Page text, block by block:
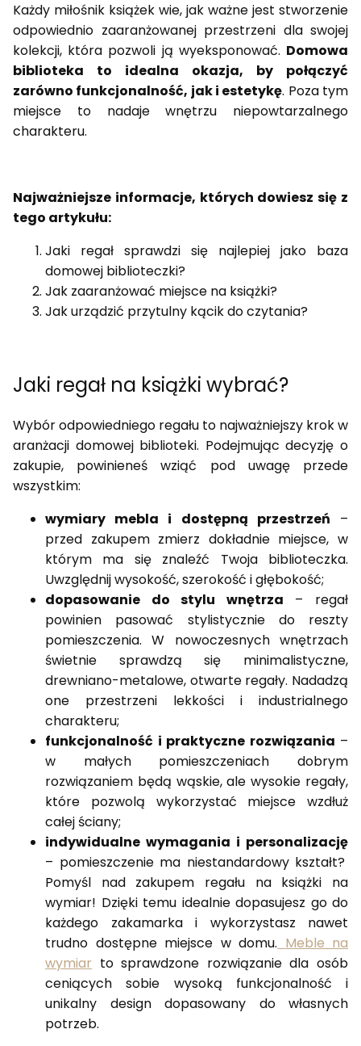
Każdy miłośnik książek wie, jak ważne jest stworzenie
odpowiednio zaaranżowanej przestrzeni dla swojej
kolekcji, która pozwoli ją wyeksponować. Domowa
biblioteka to idealna okazja, by połączyć
zarówno funkcjonalność, jak i estetykę. Poza tym
miejsce to nadaje wnętrzu niepowtarzalnego
charakteru.
Najważniejsze informacje, których dowiesz się z
tego artykułu:
Jaki regał sprawdzi się najlepiej jako baza
domowej biblioteczki?
Jak zaaranżować miejsce na książki?
Jak urządzić przytulny kącik do czytania?
Jaki regał na książki wybrać?
Wybór odpowiedniego regału to najważniejszy krok w
aranżacji domowej biblioteki. Podejmując decyzję o
zakupie, powinieneś wziąć pod uwagę przede
wszystkim:
wymiary mebla i dostępną przestrzeń –
przed zakupem zmierz dokładnie miejsce, w
którym ma się znaleźć Twoja biblioteczka.
Uwzględnij wysokość, szerokość i głębokość;
dopasowanie do stylu wnętrza – regał
powinien pasować stylistycznie do reszty
pomieszczenia. W nowoczesnych wnętrzach
świetnie sprawdzą się minimalistyczne,
drewniano-metalowe, otwarte regały. Nadadzą
one przestrzeni lekkości i industrialnego
charakteru;
funkcjonalność i praktyczne rozwiązania –
w małych pomieszczeniach dobrym
rozwiązaniem będą wąskie, ale wysokie regały,
które pozwolą wykorzystać miejsce wzdłuż
całej ściany;
indywidualne wymagania i personalizację
– pomieszczenie ma niestandardowy kształt?
Pomyśl nad zakupem regału na książki na
wymiar! Dzięki temu idealnie dopasujesz go do
każdego zakamarka i wykorzystasz nawet
trudno dostępne miejsce w domu. Meble na
wymiar to sprawdzone rozwiązanie dla osób
ceniących sobie wysoką funkcjonalność i
unikalny design dopasowany do własnych
potrzeb.